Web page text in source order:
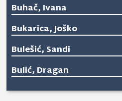
Buhač, Ivana
Bukarica, Joško
Bulešić, Sandi
Bulić, Dragan
Bulić, Luka